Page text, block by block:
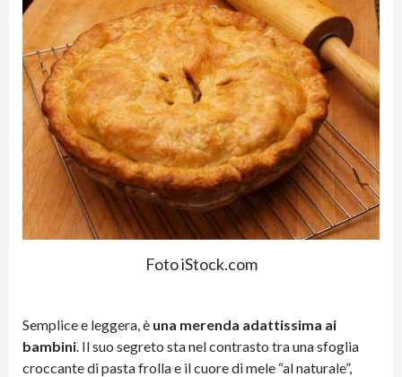
Foto iStock.com
Semplice e leggera, è una merenda adattissima ai
bambini. Il suo segreto sta nel contrasto tra una sfoglia
croccante di pasta frolla e il cuore di mele “al naturale”,